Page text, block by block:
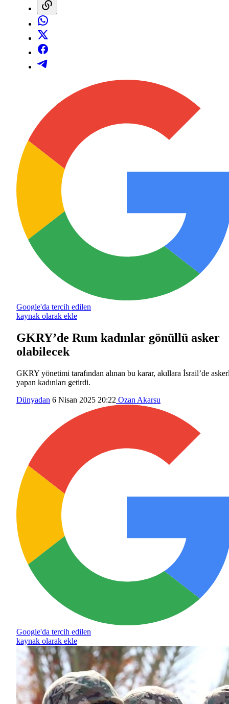
Google'da tercih edilen
kaynak olarak ekle
GKRY’de Rum kadınlar gönüllü asker
olabilecek
GKRY yönetimi tarafından alınan bu karar, akıllara İsrail’de
yapan kadınları getirdi.
Dünyadan 6 Nisan 2025 20:22 Ozan Akarsu
Google'da tercih edilen
kaynak olarak ekle